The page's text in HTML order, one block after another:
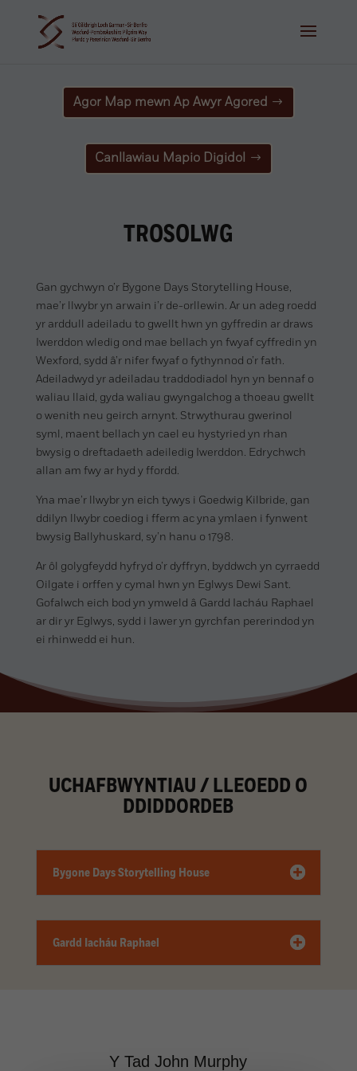
Agor Map mewn Ap Awyr Agored
Canllawiau Mapio Digidol
TROSOLWG
Gan gychwyn o’r Bygone Days Storytelling House,
mae’r llwybr yn arwain i’r de-orllewin. Ar un adeg roedd
yr arddull adeiladu to gwellt hwn yn gyffredin ar draws
Iwerddon wledig ond mae bellach yn fwyaf cyffredin yn
Wexford, sydd â’r nifer fwyaf o fythynnod o’r fath.
Adeiladwyd yr adeiladau traddodiadol hyn yn bennaf o
waliau llaid, gyda waliau gwyngalchog a thoeau gwellt
o wenith neu geirch arnynt. Strwythurau gwerinol
syml, maent bellach yn cael eu hystyried yn rhan
bwysig o dreftadaeth adeiledig Iwerddon. Edrychwch
allan am fwy ar hyd y ffordd.
Yna mae’r llwybr yn eich tywys i Goedwig Kilbride, gan
ddilyn llwybr coediog i fferm ac yna ymlaen i fynwent
bwysig Ballyhuskard, sy’n hanu o 1798.
Ar ôl golygfeydd hyfryd o’r dyffryn, byddwch yn cyrraedd
Oilgate i orffen y cymal hwn yn Eglwys Dewi Sant.
Gofalwch eich bod yn ymweld â Gardd Iacháu Raphael
ar dir yr Eglwys, sydd i lawer yn gyrchfan pererindod yn
ei rhinwedd ei hun.
UCHAFBWYNTIAU / LLEOEDD O
DDIDDORDEB
Bygone Days Storytelling House
Gardd Iacháu Raphael
Y Tad John Murphy